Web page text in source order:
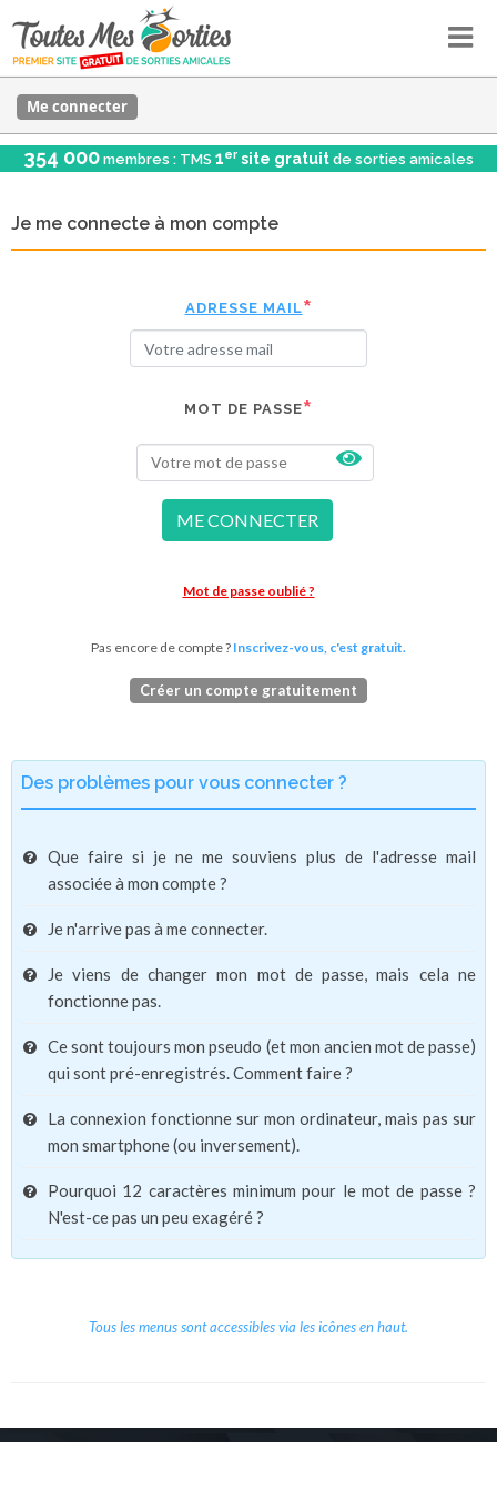
Me connecter
354 000 membres : TMS 1er site gratuit de sorties amicales
Je me connecte à mon compte
ADRESSE MAIL
MOT DE PASSE
ME CONNECTER
Mot de passe oublié ?
Pas encore de compte ? Inscrivez-vous, c'est gratuit.
Créer un compte gratuitement
Des problèmes pour vous connecter ?
Que faire si je ne me souviens plus de l'adresse mail
associée à mon compte ?
Je n'arrive pas à me connecter.
Je viens de changer mon mot de passe, mais cela ne
fonctionne pas.
Ce sont toujours mon pseudo (et mon ancien mot de passe)
qui sont pré-enregistrés. Comment faire ?
La connexion fonctionne sur mon ordinateur, mais pas sur
mon smartphone (ou inversement).
Pourquoi 12 caractères minimum pour le mot de passe ?
N'est-ce pas un peu exagéré ?
Tous les menus sont accessibles via les icônes en haut.